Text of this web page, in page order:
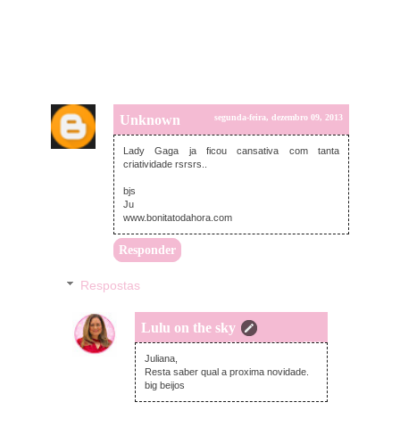
Unknown segunda-feira, dezembro 09, 2013
Lady Gaga ja ficou cansativa com tanta
criatividade rsrsrs..
bjs
Ju
www.bonitatodahora.com
Responder
Respostas
Lulu on the sky
terça-feira, dezembro 10, 2013
Juliana,
Resta saber qual a proxima novidade.
big beijos